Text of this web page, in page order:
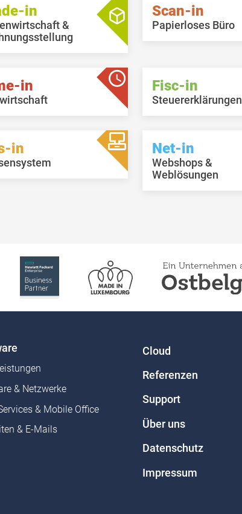
in
&
Scan-in
Papierloses Büro
in Fisc-in
Steuererklärungen
in Net-in
Webshops &
Weblösungen
& Netzwerke
& Mobile Office
& E-Mails
Cloud
Referenzen
Support
Über uns
Datenschutz
Impressum